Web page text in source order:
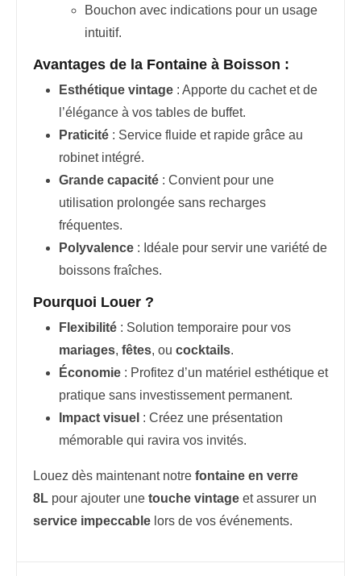
Bouchon avec indications pour un usage
intuitif.
Avantages de la Fontaine à Boisson :
Esthétique vintage : Apporte du cachet et de
l’élégance à vos tables de buffet.
Praticité : Service fluide et rapide grâce au
robinet intégré.
Grande capacité : Convient pour une
utilisation prolongée sans recharges
fréquentes.
Polyvalence : Idéale pour servir une variété de
boissons fraîches.
Pourquoi Louer ?
Flexibilité : Solution temporaire pour vos
mariages, fêtes, ou cocktails.
Économie : Profitez d’un matériel esthétique et
pratique sans investissement permanent.
Impact visuel : Créez une présentation
mémorable qui ravira vos invités.
Louez dès maintenant notre fontaine en verre
8L pour ajouter une touche vintage et assurer un
service impeccable lors de vos événements.